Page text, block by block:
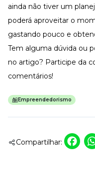
ainda não tiver um
poderá aproveitar o
gastando pouco e
Tem alguma dúvida ou
no artigo? Participe da
comentários!
Empreendedorismo
Compartilhar: